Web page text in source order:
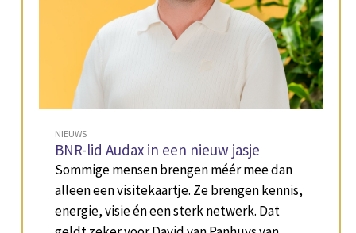
NIEUWS
BNR-lid Audax in een nieuw jasje
Sommige mensen brengen méér mee dan
alleen een visitekaartje. Ze brengen kennis,
energie, visie én een sterk netwerk. Dat